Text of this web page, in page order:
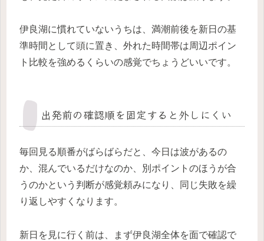
伊良湖に慣れていないうちは、満潮前後を新日の基
準時間として頭に置き、外れた時間帯は周辺ポイン
ト比較を強めるくらいの感覚でちょうどいいです。
出発前の確認順を固定すると外しにくい
毎回見る順番がばらばらだと、今日は波があるの
か、混んでいるだけなのか、別ポイントのほうが合
うのかという判断が感覚頼みになり、同じ失敗を繰
り返しやすくなります。
新日を見に行く前は、まず伊良湖全体を面で確認で